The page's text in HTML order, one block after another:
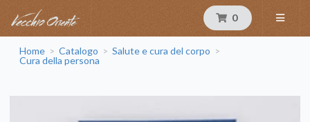
0
Home > Catalogo > Salute e cura del corpo >
Cura della persona